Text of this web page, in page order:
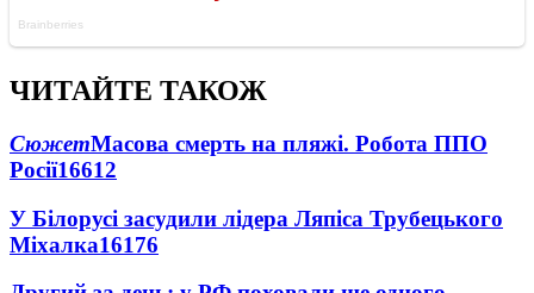
ЧИТАЙТЕ ТАКОЖ
СюжетМасова смерть на пляжі. Робота ППО
Росії16612
У Білорусі засудили лідера Ляпіса Трубецького
Міхалка16176